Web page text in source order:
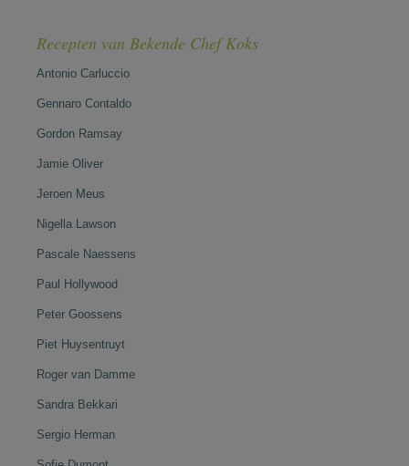
Recepten van Bekende Chef Koks
Antonio Carluccio
Gennaro Contaldo
Gordon Ramsay
Jamie Oliver
Jeroen Meus
Nigella Lawson
Pascale Naessens
Paul Hollywood
Peter Goossens
Piet Huysentruyt
Roger van Damme
Sandra Bekkari
Sergio Herman